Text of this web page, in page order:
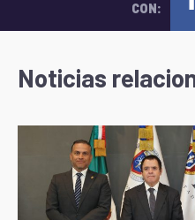
CON:
Noticias